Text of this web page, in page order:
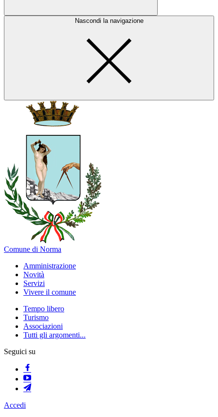
Nascondi la navigazione
Comune di Norma
Amministrazione
Novità
Servizi
Vivere il comune
Tempo libero
Turismo
Associazioni
Tutti gli argomenti...
Seguici su
Accedi